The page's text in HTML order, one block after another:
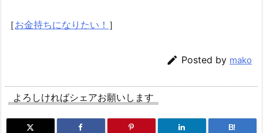
［お金持ちになりたい！ ］
 Posted by mako
よろしければシェアお願いします
B!